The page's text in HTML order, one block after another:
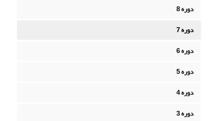
دوره 8
دوره 7
دوره 6
دوره 5
دوره 4
دوره 3